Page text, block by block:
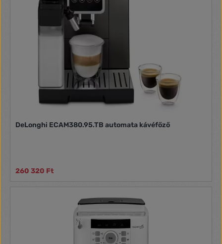
DeLonghi ECAM380.95.TB automata kávéfőző
260 320 Ft